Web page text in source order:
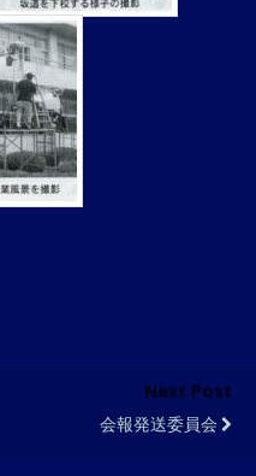
Next Post
会報発送委員会